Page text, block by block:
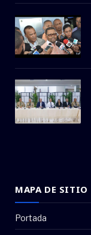
MAPA DE SITIO
Portada